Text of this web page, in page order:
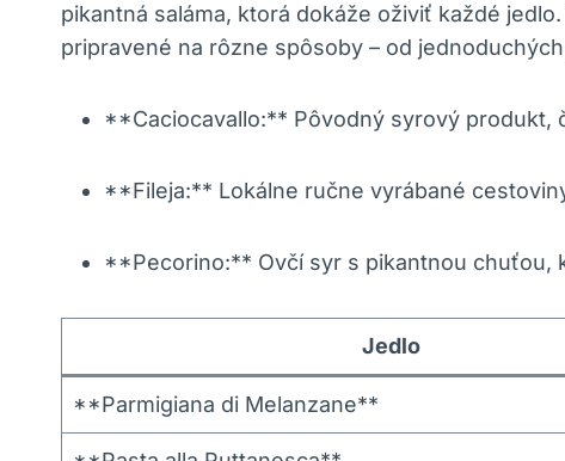
pikantná saláma, ktorá ‍dokáže oživiť každé
pripravené na rôzne spôsoby – od
**Caciocavallo:** Pôvodný syrový produkt,
**Fileja:** Lokálne⁣ ručne vyrábané
**Pecorino:**⁢ Ovčí syr s pikantnou chuťou,
Jedlo
**Parmigiana di Melanzane**